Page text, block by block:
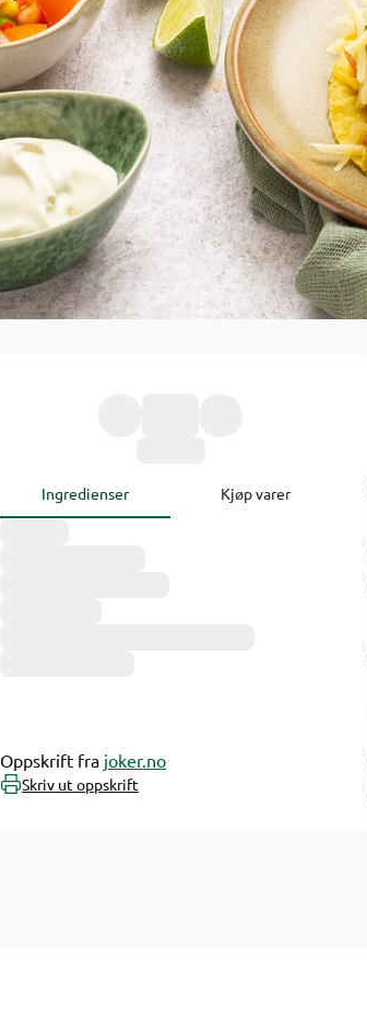
Ingredienser Kjøp varer
Oppskrift fra joker.no
Skriv ut oppskrift